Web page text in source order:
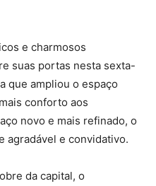
e charmosos
suas portas nesta sexta-
que ampliou o espaço
conforto aos
novo e mais refinado, o
agradável e convidativo.
da capital, o